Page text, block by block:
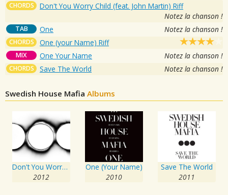
CHORDS
Don't You Worry Child (feat. John Martin) Riff
Notez la chanson !
TAB One Notez la chanson !
CHORDS One (your Name) Riff
MIX One Your Name Notez la chanson !
CHORDS Save The World Notez la chanson !
Swedish House Mafia Albums
Don't You Worry Child
2012
One (Your Name)
2010
Save The World
2011